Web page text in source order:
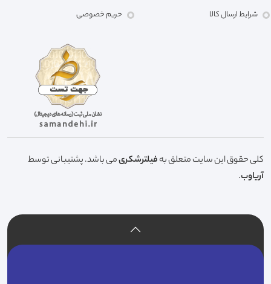
شرایط ارسال کالا
حریم خصوصی
کلی حقوق این سایت متعلق بهفیلترشکریمی باشد. پشتیبانی توسط
آریاوب.